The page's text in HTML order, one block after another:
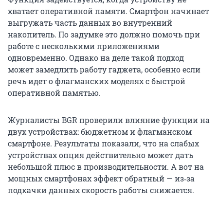
хватает оперативной памяти. Смартфон начинает
выгружать часть данных во внутренний
накопитель. По задумке это должно помочь при
работе с несколькими приложениями
одновременно. Однако на деле такой подход
может замедлить работу гаджета, особенно если
речь идет о флагманских моделях с быстрой
оперативной памятью.
Журналисты BGR проверили влияние функции на
двух устройствах: бюджетном и флагманском
смартфоне. Результаты показали, что на слабых
устройствах опция действительно может дать
небольшой плюс в производительности. А вот на
мощных смартфонах эффект обратный — из‑за
подкачки данных скорость работы снижается.